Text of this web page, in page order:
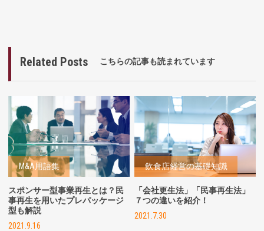
Related Posts こちらの記事も読まれています
M&A用語集
スポンサー型事業再生とは？民
事再生を用いたプレパッケージ
型も解説
2021.9.16
飲食店経営の基礎知識
「会社更生法」「民事再生法」
７つの違いを紹介！
2021.7.30